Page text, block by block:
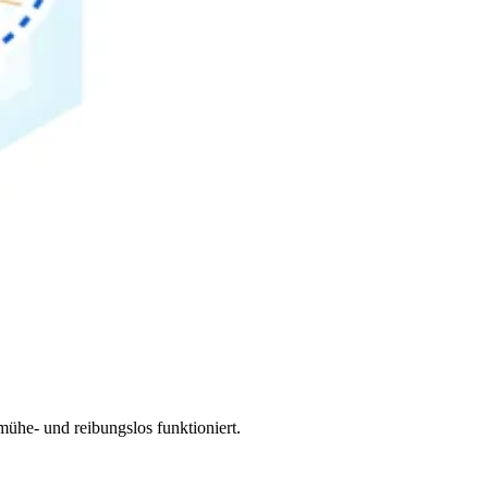
und reibungslos funktioniert.